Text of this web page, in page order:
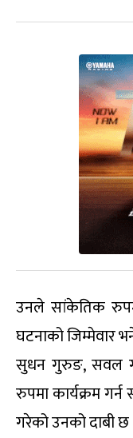
उनले सांकेतिक
घटनाको जिम्मेवार
सुधन गुरुङ, सवल
रुपमा कार्यक्रम
गरेको उनको दाबी छ